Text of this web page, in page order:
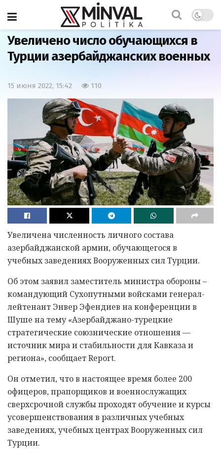
Главная
Увеличено число обучающихся в
Турции азербайджанских военных
15 июня 2022, 15:42 110
Увеличена численность личного состава
азербайджанской армии, обучающегося в
учебных заведениях Вооруженных сил Турции.
Об этом заявил заместитель министра обороны –
командующий Сухопутными войсками генерал-
лейтенант Энвер Эфендиев на конференции в
Шуше на тему «Азербайджано-турецкие
стратегические союзнические отношения —
источник мира и стабильности для Кавказа и
региона», сообщает Report.
Он отметил, что в настоящее время более 200
офицеров, прапорщиков и военнослужащих
сверхсрочной службы проходят обучение и курсы
усовершенствования в различных учебных
заведениях, учебных центрах Вооруженных сил
Турции.